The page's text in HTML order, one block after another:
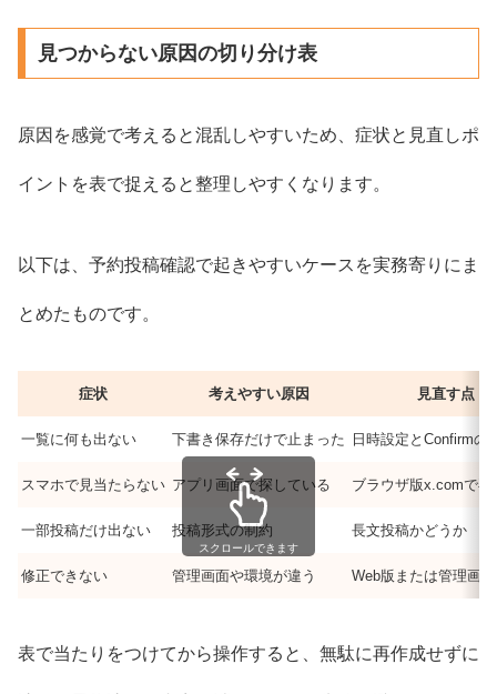
見つからない原因の切り分け表
原因を感覚で考えると混乱しやすいため、症状と見直しポ
イントを表で捉えると整理しやすくなります。
以下は、予約投稿確認で起きやすいケースを実務寄りにま
とめたものです。
症状 考えやすい原因 見直す点
一覧に何も出ない 下書き保存だけで止まった 日時設定とConfirmの
スマホで見当たらない アプリ画面で探している ブラウザ版x.comで再
一部投稿だけ出ない 投稿形式の制約 長文投稿かどうか
修正できない 管理画面や環境が違う Web版または管理画
スクロールできます
表で当たりをつけてから操作すると、無駄に再作成せずに